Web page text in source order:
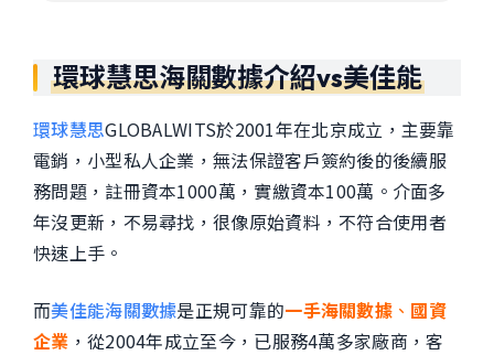
環球慧思海關數據介紹vs美佳能
環球慧思GLOBALWITS於2001年在北京成立，主要靠
電銷，小型私人企業，無法保證客戶簽約後的後續服
務問題，註冊資本1000萬，實繳資本100萬。介面多
年沒更新，不易尋找，很像原始資料，不符合使用者
快速上手。
而美佳能海關數據是正規可靠的一手海關數據 、 國資
企業 ，從2004年成立至今，已服務4萬多家廠商，客